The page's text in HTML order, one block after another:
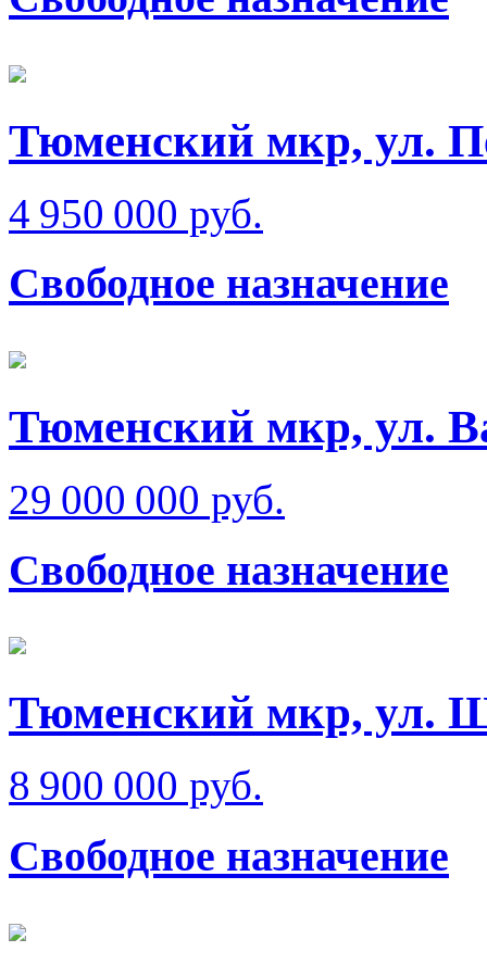
Тюменский мкр, ул.
4 950 000 руб.
Свободное назначение
Тюменский мкр, ул.
29 000 000 руб.
Свободное назначение
Тюменский мкр, ул.
8 900 000 руб.
Свободное назначение